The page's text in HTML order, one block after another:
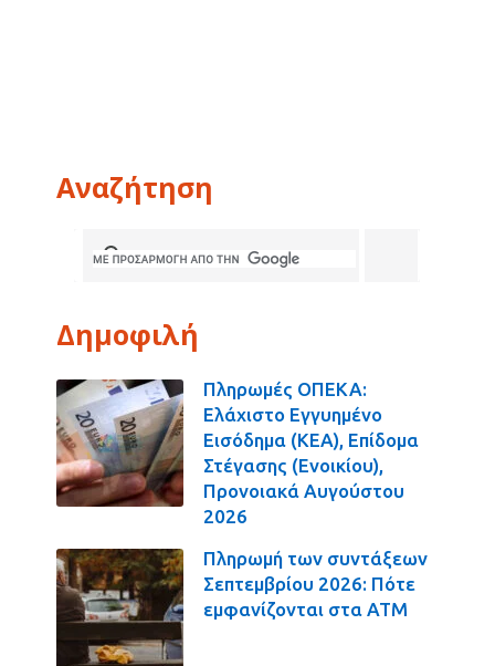
Αναζήτηση
Δημοφιλή
Πληρωμές ΟΠΕΚΑ:
Ελάχιστο Εγγυημένο
Εισόδημα (ΚΕΑ), Επίδομα
Στέγασης (Ενοικίου),
Προνοιακά Αυγούστου
2026
Πληρωμή των συντάξεων
Σεπτεμβρίου 2026: Πότε
εμφανίζονται στα ΑΤΜ